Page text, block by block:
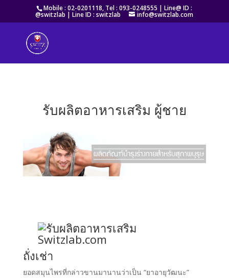
Mobile : 02-0201118, Tel : 093-0248555 |Line@ ID :
@switzlab | Line ID : switzlab info@switzlab.com
รับผลิตอาหารเสริม ผู้ชาย
ถั่งเช่า
ยอดสมุนไพรที่กล่าวขานมานานว่าเป็น “ยาอายุวัฒนะ”